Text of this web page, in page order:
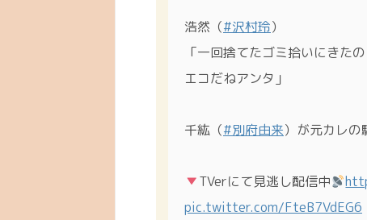
浩然（#沢村玲）
「一回捨てたゴミ拾いにきたの
エコだねアンタ」
千紘（#別府由来）が元カレの
TVerにて見逃し配信中
pic.twitter.com/FteB7VdEG6